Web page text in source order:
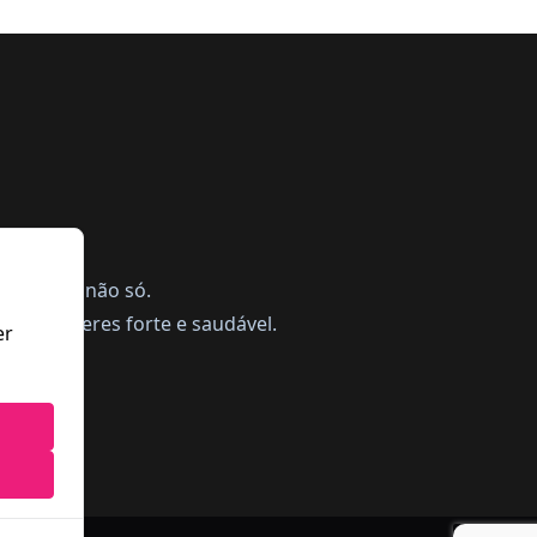
mas não só.
te manteres forte e saudável.